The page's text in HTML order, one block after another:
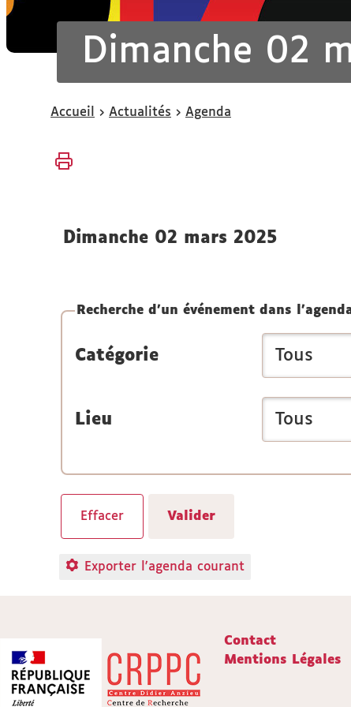
Dimanche 02
Vous
ici :
Accueil Actualités Agenda
dimanche 02 mars 2025
Recherche d'un événement dans
Catégorie
Lieu
Exporter l'agenda courant
Contact
Mentions Légales